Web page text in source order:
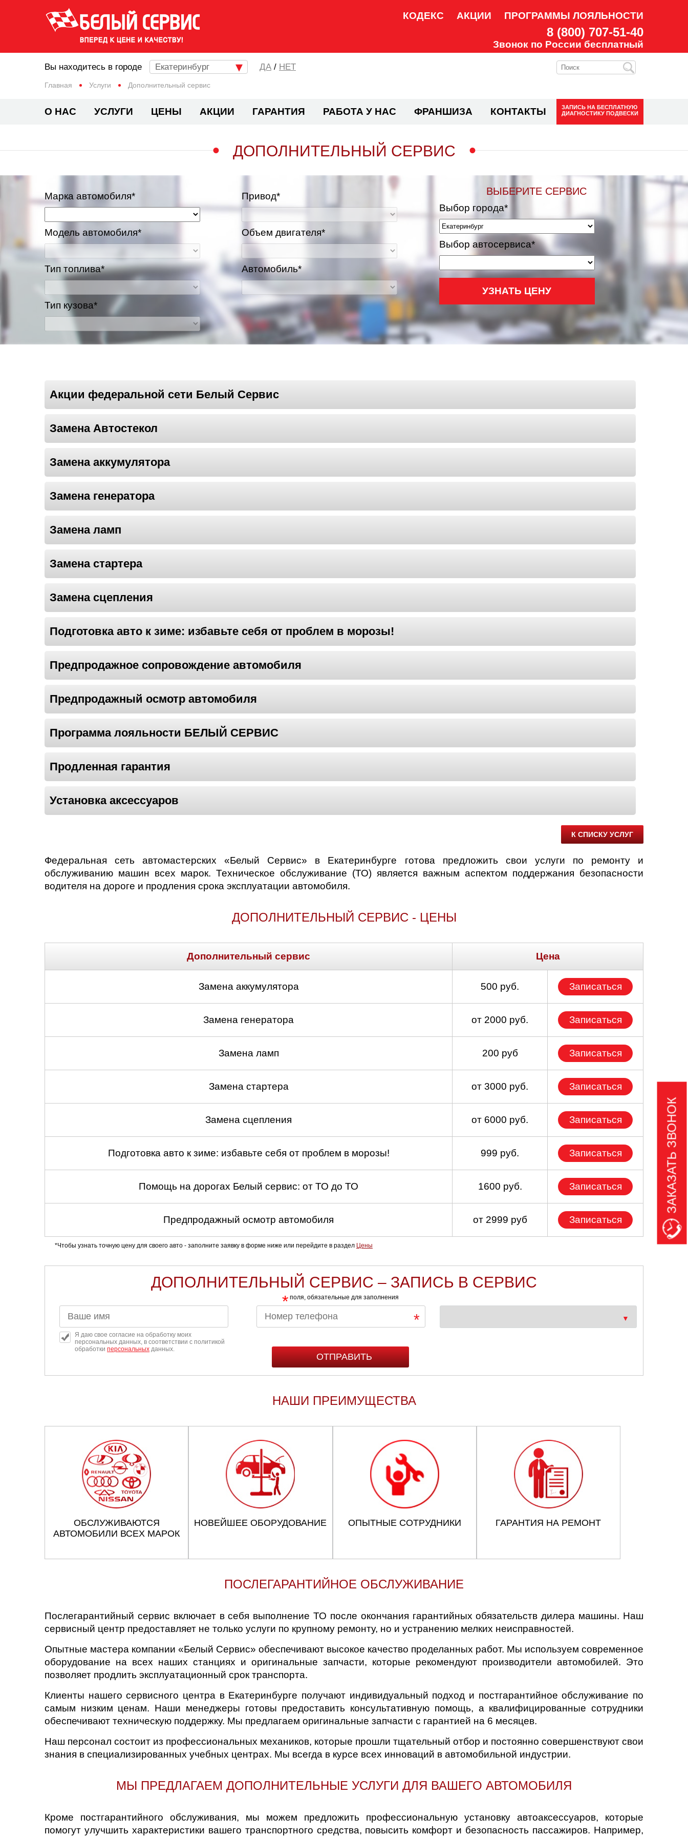
КОДЕКС АКЦИИ ПРОГРАММЫ ЛОЯЛЬНОСТИ
8 (800) 707-51-40
Звонок по России бесплатный
Главная Услуги Дополнительный сервис
Вы находитесь в городе Екатеринбург / НЕТ
О НАС УСЛУГИ ЦЕНЫ АКЦИИ ГАРАНТИЯ РАБОТА У НАС ФРАНШИЗА КОНТАКТЫ ЗАПИСЬ НА БЕСПЛАТНУЮ
ДИАГНОСТИКУ ПОДВЕСКИ
ДОПОЛНИТЕЛЬНЫЙ СЕРВИС
Марка автомобиля*
Модель автомобиля*
Тип топлива*
Тип кузова*
Привод*
Объем двигателя*
Автомобиль*
ВЫБЕРИТЕ СЕРВИС
Выбор города*
Выбор автосервиса*
УЗНАТЬ ЦЕНУ
Акции федеральной сети Белый Сервис
Замена Автостекол
Замена аккумулятора
Замена генератора
Замена ламп
Замена стартера
Замена сцепления
Подготовка авто к зиме: избавьте себя от проблем в морозы!
Предпродажное сопровождение автомобиля
Предпродажный осмотр автомобиля
Программа лояльности БЕЛЫЙ СЕРВИС
Продленная гарантия
Установка аксессуаров
К СПИСКУ УСЛУГ
Федеральная сеть автомастерских «Белый Сервис» в Екатеринбурге готова предложить свои услуги по ремонту и
обслуживанию машин всех марок. Техническое обслуживание (ТО) является важным аспектом поддержания безопасности
водителя на дороге и продления срока эксплуатации автомобиля.
ДОПОЛНИТЕЛЬНЫЙ СЕРВИС - ЦЕНЫ
Дополнительный сервис Цена
Замена аккумулятора 500 руб. Записаться
Замена генератора от 2000 руб. Записаться
Замена ламп 200 руб Записаться
Замена стартера от 3000 руб. Записаться
Замена сцепления от 6000 руб. Записаться
Подготовка авто к зиме: избавьте себя от проблем в морозы! 999 руб. Записаться
Помощь на дорогах Белый сервис: от ТО до ТО 1600 руб. Записаться
Предпродажный осмотр автомобиля от 2999 руб Записаться
*Чтобы узнать точную цену для своего авто - заполните заявку в форме ниже или перейдите в раздел Цены
ДОПОЛНИТЕЛЬНЫЙ СЕРВИС – ЗАПИСЬ В СЕРВИС
* поля, обязательные для заполнения
Я даю свое согласие на обработку моих
персональных данных, в соответствии с политикой
обработки персональных данных.
НАШИ ПРЕИМУЩЕСТВА
ОБСЛУЖИВАЮТСЯ
АВТОМОБИЛИ ВСЕХ МАРОК
НОВЕЙШЕЕ ОБОРУДОВАНИЕ ОПЫТНЫЕ СОТРУДНИКИ ГАРАНТИЯ НА РЕМОНТ
ПОСЛЕГАРАНТИЙНОЕ ОБСЛУЖИВАНИЕ
Послегарантийный сервис включает в себя выполнение ТО после окончания гарантийных обязательств дилера машины. Наш
сервисный центр предоставляет не только услуги по крупному ремонту, но и устранению мелких неисправностей.
Опытные мастера компании «Белый Сервис» обеспечивают высокое качество проделанных работ. Мы используем современное
оборудование на всех наших станциях и оригинальные запчасти, которые рекомендуют производители автомобилей. Это
позволяет продлить эксплуатационный срок транспорта.
Клиенты нашего сервисного центра в Екатеринбурге получают индивидуальный подход и постгарантийное обслуживание по
самым низким ценам. Наши менеджеры готовы предоставить консультативную помощь, а квалифицированные сотрудники
обеспечивают техническую поддержку. Мы предлагаем оригинальные запчасти с гарантией на 6 месяцев.
Наш персонал состоит из профессиональных механиков, которые прошли тщательный отбор и постоянно совершенствуют свои
знания в специализированных учебных центрах. Мы всегда в курсе всех инноваций в автомобильной индустрии.
МЫ ПРЕДЛАГАЕМ ДОПОЛНИТЕЛЬНЫЕ УСЛУГИ ДЛЯ ВАШЕГО АВТОМОБИЛЯ
Кроме постгарантийного обслуживания, мы можем предложить профессиональную установку автоаксессуаров, которые
помогут улучшить характеристики вашего транспортного средства, повысить комфорт и безопасность пассажиров. Например,
ЗАКАЗАТЬ ЗВОНОК